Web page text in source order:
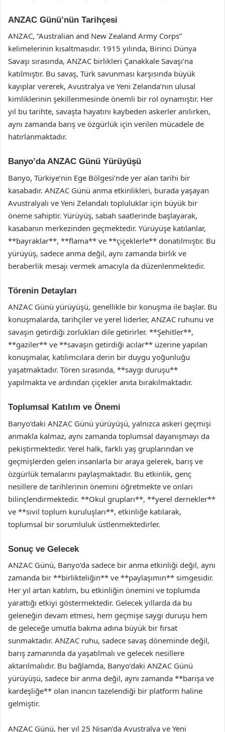
ANZAC Günü’nün Tarihçesi
ANZAC, “Australian and New Zealand Army Corps”
kelimelerinin kısaltmasıdır. 1915 yılında, Birinci Dünya
Savaşı sırasında, ANZAC birlikleri Çanakkale Savaşı’na
katılmıştır. Bu savaş, Türk savunması karşısında büyük
kayıplar vererek, Avustralya ve Yeni Zelanda’nın ulusal
kimliklerinin şekillenmesinde önemli bir rol oynamıştır. Her
yıl bu tarihte, savaşta hayatını kaybeden askerler anılırken,
aynı zamanda barış ve özgürlük için verilen mücadele de
hatırlanmaktadır.
Banyo’da ANZAC Günü Yürüyüşü
Banyo, Türkiye’nin Ege Bölgesi’nde yer alan tarihi bir
kasabadır. ANZAC Günü anma etkinlikleri, burada yaşayan
Avustralyalı ve Yeni Zelandalı topluluklar için büyük bir
öneme sahiptir. Yürüyüş, sabah saatlerinde başlayarak,
kasabanın merkezinden geçmektedir. Yürüyüşe katılanlar,
**bayraklar**, **flama** ve **çiçeklerle** donatılmıştır. Bu
yürüyüş, sadece anma değil, aynı zamanda birlik ve
beraberlik mesajı vermek amacıyla da düzenlenmektedir.
Törenin Detayları
ANZAC Günü yürüyüşü, genellikle bir konuşma ile başlar. Bu
konuşmalarda, tarihçiler ve yerel liderler, ANZAC ruhunu ve
savaşın getirdiği zorlukları dile getirirler. **Şehitler**,
**gaziler** ve **savaşın getirdiği acılar** üzerine yapılan
konuşmalar, katılımcılara derin bir duygu yoğunluğu
yaşatmaktadır. Tören sırasında, **saygı duruşu**
yapılmakta ve ardından çiçekler anıta bırakılmaktadır.
Toplumsal Katılım ve Önemi
Banyo’daki ANZAC Günü yürüyüşü, yalnızca askeri geçmişi
anmakla kalmaz, aynı zamanda toplumsal dayanışmayı da
pekiştirmektedir. Yerel halk, farklı yaş gruplarından ve
geçmişlerden gelen insanlarla bir araya gelerek, barış ve
özgürlük temalarını paylaşmaktadır. Bu etkinlik, genç
nesillere de tarihlerinin önemini öğretmekte ve onları
bilinçlendirmektedir. **Okul grupları**, **yerel dernekler**
ve **sivil toplum kuruluşları**, etkinliğe katılarak,
toplumsal bir sorumluluk üstlenmektedirler.
Sonuç ve Gelecek
ANZAC Günü, Banyo’da sadece bir anma etkinliği değil, aynı
zamanda bir **birlikteliğin** ve **paylaşımın** simgesidir.
Her yıl artan katılım, bu etkinliğin önemini ve toplumda
yarattığı etkiyi göstermektedir. Gelecek yıllarda da bu
geleneğin devam etmesi, hem geçmişe saygı duruşu hem
de geleceğe umutla bakma adına büyük bir fırsat
sunmaktadır. ANZAC ruhu, sadece savaş döneminde değil,
barış zamanında da yaşatılmalı ve gelecek nesillere
aktarılmalıdır. Bu bağlamda, Banyo’daki ANZAC Günü
yürüyüşü, sadece bir anma değil, aynı zamanda **barışa ve
kardeşliğe** olan inancın tazelendiği bir platform haline
gelmiştir.
ANZAC Günü, her yıl 25 Nisan’da Avustralya ve Yeni